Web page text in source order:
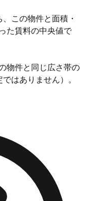
この物件と面積・
た賃料の中央値で
物件と同じ広さ帯の
はありません）。